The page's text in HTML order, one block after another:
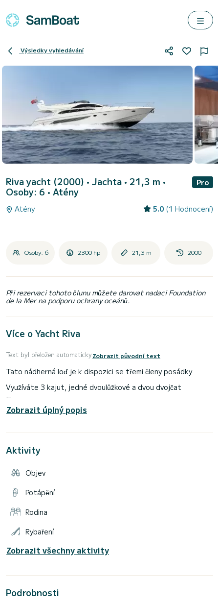
Výsledky vyhledávání
Riva yacht (2000) • Jachta • 21,3 m •
Osoby: 6 • Atény
Pro
Atény 5.0 (1 Hodnocení)
Osoby: 6 2300 hp 21,3 m 2000
Při rezervaci tohoto člunu můžete darovat nadaci Foundation
de la Mer na podporu ochrany oceánů.
Více o Yacht Riva
Text byl přeložen automatickyZobrazit původní text
Tato nádherná loď je k dispozici se třemi členy posádky
Využíváte 3 kajut, jedné dvoulůžkové a dvou dvojčat
vodní sporty (wakeboard, lyže, bóje atd...)
Neváhejte nám zaslat žádost o cenovou nabídku, Vaši žádost
Zobrazit úplný popis
Aktivity
Objev
Potápění
Rodina
Rybaření
Zobrazit všechny aktivity
Podrobnosti